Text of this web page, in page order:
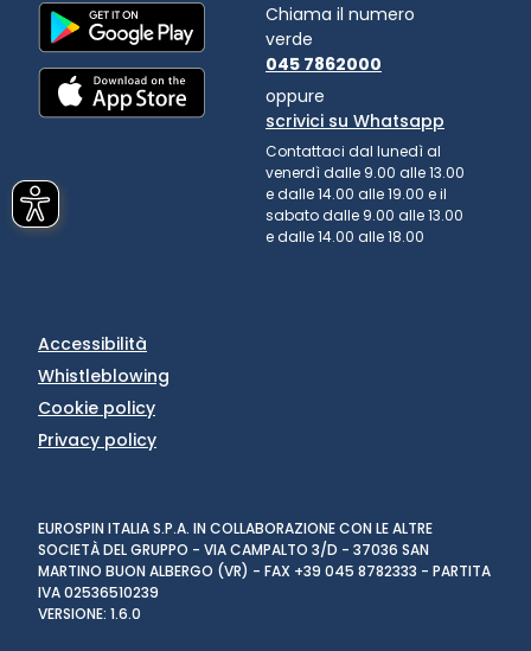
Chiama il numero
verde
045 7862000
oppure
scrivici su Whatsapp
Contattaci dal lunedì al
venerdì dalle 9.00 alle 13.00
e dalle 14.00 alle 19.00 e il
sabato dalle 9.00 alle 13.00
e dalle 14.00 alle 18.00
Accessibilità
Whistleblowing
Cookie policy
Privacy policy
EUROSPIN ITALIA S.P.A. IN COLLABORAZIONE CON LE ALTRE
SOCIETÀ DEL GRUPPO - VIA CAMPALTO 3/D - 37036 SAN
MARTINO BUON ALBERGO (VR) - FAX +39 045 8782333 - PARTITA
IVA 02536510239
VERSIONE: 1.6.0